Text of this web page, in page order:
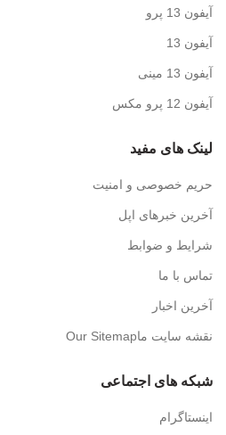
آیفون 13 پرو
آیفون 13
آیفون 13 مینی
آیفون 12 پرو مکس
لینک های مفید
حریم خصوصی و امنیت
آخرین خبرهای اپل
شرایط و ضوابط
تماس با ما
آخرین اخبار
نقشه سایت ماOur Sitemap
شبکه های اجتماعی
اینستاگرام